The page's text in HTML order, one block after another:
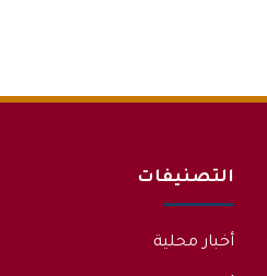
التصنيفات
أخبار محلية